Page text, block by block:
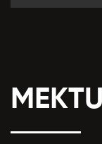
CV EKLE
Bu Formda